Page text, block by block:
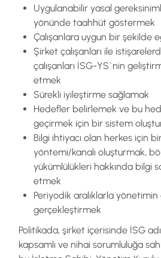
Uygulanabilir yasal
yönünde taahhüt göstermek
Çalışanlara uygun bir şekilde
Şirket çalışanları ile
çalışanları İSG-YS`nin
etmek
Sürekli iyileştirme sağlamak
Hedefler belirlemek ve bu
geçirmek için bir sistem
Bilgi ihtiyacı olan herkes için
yöntemi/kanalı oluşturmak,
yükümlülükleri hakkında bilgi
etmek
Periyodik aralıklarla
gerçekleştirmek
Politikada, şirket içerisinde İSG
kapsamlı ve nihai sorumluluğa